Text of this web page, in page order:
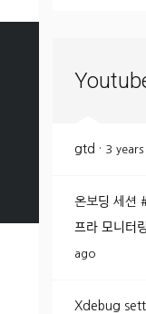
gtd · 3
온보딩 세
프라
ago
Xdebug